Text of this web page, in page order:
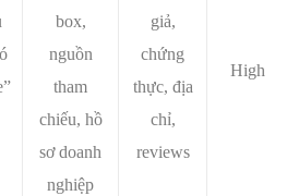
box,
nguồn
tham
chiếu, hồ
sơ doanh
nghiệp
giả,
chứng
thực, địa
chỉ,
reviews
High